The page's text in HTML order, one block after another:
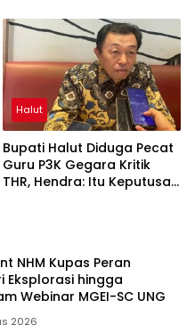
Halut
Bupati Halut Diduga Pecat
Guru P3K Gegara Kritik
THR, Hendra: Itu Keputusan
NHM Kupas Peran
Eksplorasi hingga
Webinar MGEI-SC UNG
2026